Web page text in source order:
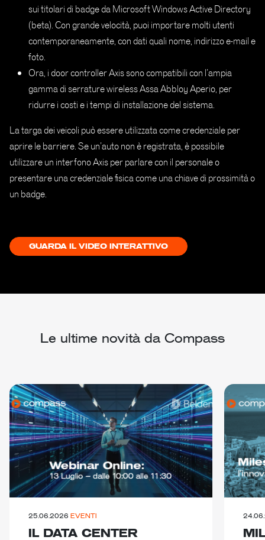
sui titolari di badge da Microsoft Windows Active Directory
(beta). Con grande velocità, puoi importare molti utenti
contemporaneamente, con dati quali nome, indirizzo e-mail e
foto.
Ora, i door controller Axis sono compatibili con l’ampia
gamma di serrature wireless Assa Abbloy Aperio, per
ridurre i costi e i tempi di installazione del sistema.
La targa dei veicoli può essere utilizzata come credenziale per
aprire le barriere. Se un’auto non è registrata, è possibile
utilizzare un interfono Axis per parlare con il personale o
presentare una credenziale fisica come una chiave di prossimità o
un badge.
GUARDA IL VIDEO INTERATTIVO
Le ultime novità da Compass
25.06.2026 EVENTI
IL DATA CENTER